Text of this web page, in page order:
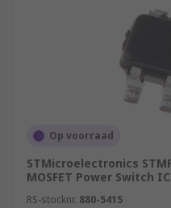
Op voorraad
STMicroelectronics
MOSFET Power Switch
RS-stocknr. 880-5415